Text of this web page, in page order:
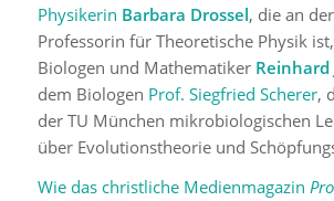
Physikerin Barbara Drossel, die an
Professorin für Theoretische Physik
Biologen und Mathematiker Reinhard
dem Biologen Prof. Siegfried Scherer,
der TU München mikrobiologischen
über Evolutionstheorie und
Wie das christliche Medienmagazin Pro